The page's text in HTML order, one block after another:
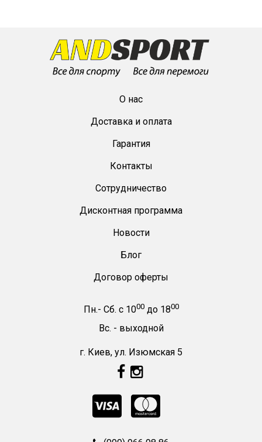
О нас
Доставка и оплата
Гарантия
Контакты
Сотрудничество
Дисконтная программа
Новости
Блог
Договор оферты
Пн.- Сб. с1000 до1800
Вс. - выходной
г. Киев, ул. Изюмская 5